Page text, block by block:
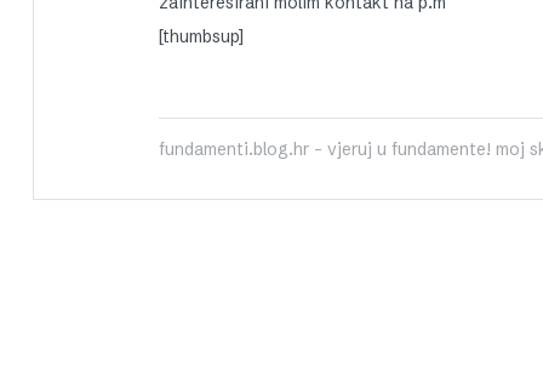
[thumbsup]
fundamenti.blog.hr - vjeruj u fundamente! moj